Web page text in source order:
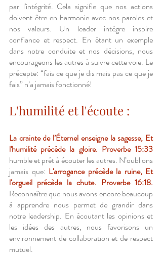
par l'intégrité. Cela signifie que nos actions
doivent être en harmonie avec nos paroles et
nos valeurs. Un leader intègre inspire
confiance et respect. En étant un exemple
dans notre conduite et nos décisions, nous
encourageons les autres à suivre cette voie. Le
précepte: “fais ce que je dis mais pas ce que je
fais” n’a jamais fonctionné!
L'humilité et l'écoute :
La crainte de l’Éternel enseigne la sagesse, Et
l'humilité précède la gloire. Proverbe 15:33
humble et prêt à écouter les autres. N’oublions
jamais que: L'arrogance précède la ruine, Et
l'orgueil précède la chute. Proverbe 16:18.
Reconnaître que nous avons encore beaucoup
à apprendre nous permet de grandir dans
notre leadership. En écoutant les opinions et
les idées des autres, nous favorisons un
environnement de collaboration et de respect
mutuel.